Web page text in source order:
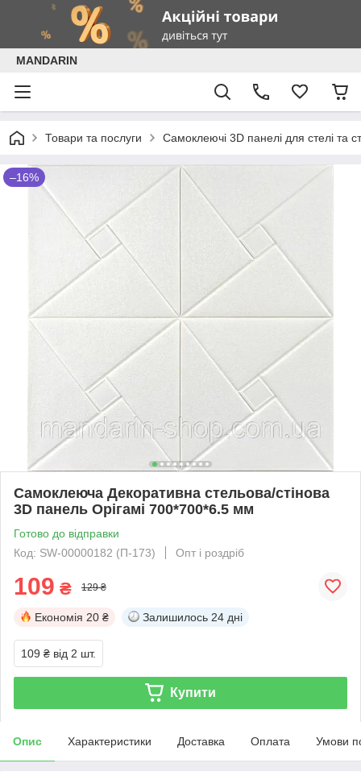
MANDARIN
Товари та послуги Самоклеючі 3D панелі для стелі та
–16%
Самоклеюча Декоративна стельова/стінова
3D панель Орігамі 700*700*6.5 мм
Готово до відправки
Код: SW-00000182 (П-173)
Опт і роздріб
109 ₴ 129 ₴
Економія 20 ₴ Залишилось 24 дні
109 ₴ від 2 шт.
Купити
Опис Характеристики Доставка Оплата Умови